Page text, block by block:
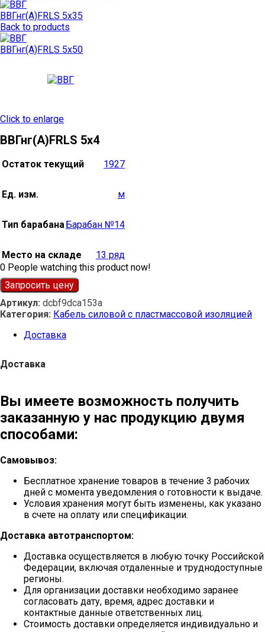
ВВГнг(А)FRLS 5х35
Back to products
ВВГнг(А)FRLS 5х50
Click to enlarge
ВВГнг(А)FRLS 5х4
Остаток текущий 1927
Ед. изм. м
Тип барабанаБарабан №14
Место на складе
13 ряд
0 People watching this product now!
Запросить цену
Артикул: dcbf9dca153a
Категория: Кабель силовой с пластмассовой изоляцией
Доставка
Доставка
Вы имеете возможность получить
заказанную у нас продукцию двумя
способами:
Самовывоз:
Бесплатное хранение товаров в течение 3 рабочих
дней с момента уведомления о готовности к выдаче.
Условия хранения могут быть изменены, как указано
в счете на оплату или спецификации.
Доставка автотранспортом:
Доставка осуществляется в любую точку Российской
Федерации, включая отдаленные и труднодоступные
регионы.
Для организации доставки необходимо заранее
согласовать дату, время, адрес доставки и
контактные данные ответственных лиц.
Стоимость доставки определяется индивидуально и